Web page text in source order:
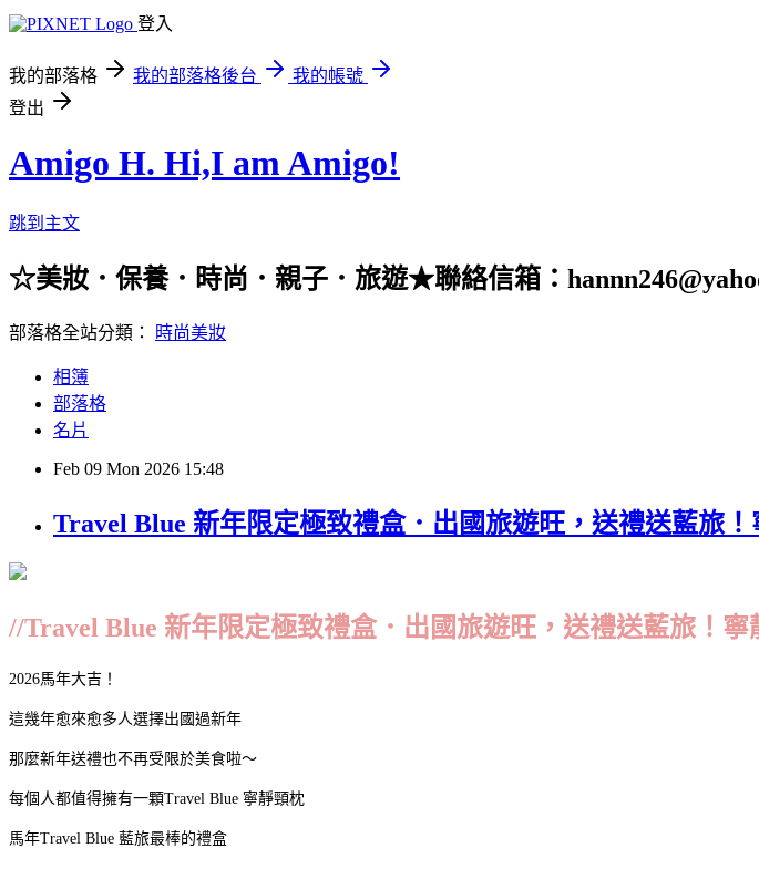
登入
我的部落格 我的部落格後台
我的帳號
登出
Amigo H. Hi,I am Amigo!
跳到主文
☆美妝．保養．時尚．親子．旅遊★聯絡信箱：
部落格全站分類： 時尚美妝
相簿
部落格
名片
Feb 09 Mon 2026 15:48
Travel Blue 新年限定極致禮盒．出國旅遊旺，送禮送藍旅
//Travel Blue 新年限定極致禮盒．出國旅遊旺，送禮送藍旅！
2026馬年大吉！
這幾年愈來愈多人選擇出國過新年
那麼新年送禮也不再受限於美食啦～
每個人都值得擁有一顆Travel Blue 寧靜頸枕
馬年Travel Blue 藍旅最棒的禮盒